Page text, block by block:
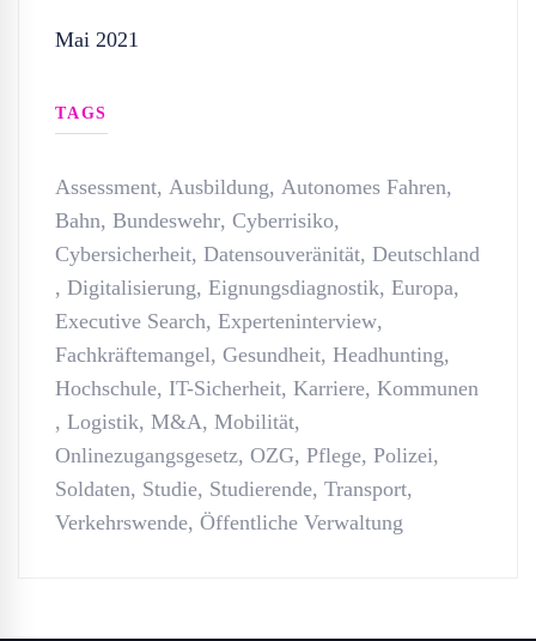
Mai 2021
TAGS
Assessment, Ausbildung, Autonomes Fahren,
Bahn, Bundeswehr, Cyberrisiko,
Cybersicherheit, Datensouveränität, Deutschland
, Digitalisierung, Eignungsdiagnostik, Europa,
Executive Search, Experteninterview,
Fachkräftemangel, Gesundheit, Headhunting,
Hochschule, IT-Sicherheit, Karriere, Kommunen
, Logistik, M&A, Mobilität,
Onlinezugangsgesetz, OZG, Pflege, Polizei,
Soldaten, Studie, Studierende, Transport,
Verkehrswende, Öffentliche Verwaltung